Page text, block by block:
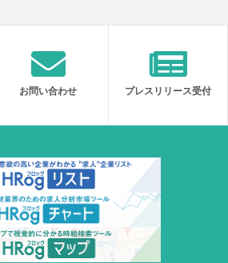
お問い合わせ プレスリリース受付